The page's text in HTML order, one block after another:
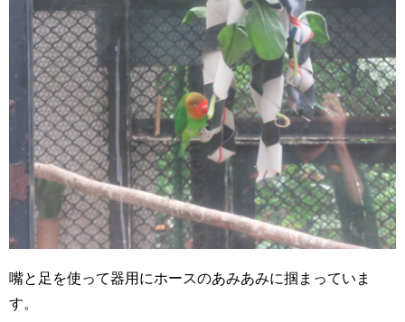
嘴と足を使って器用にホースのあみあみに掴まっていま
す。